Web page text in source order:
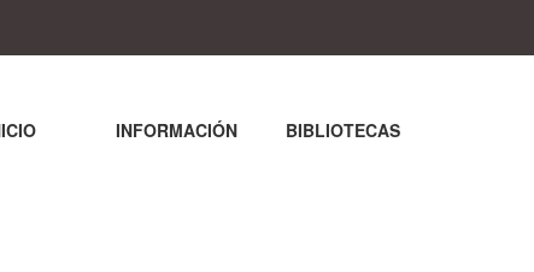
INFORMACIÓN BIBLIOTECAS